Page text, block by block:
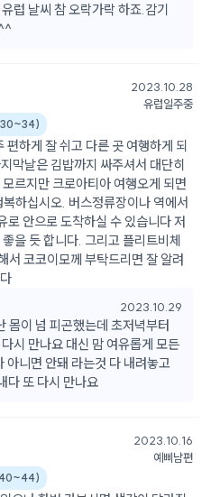
럽 날씨 참 오락가락 하죠.감기
2023.10.28
유럽일주중
30~34)
하게 잘 쉬고 다른 곳 여행하게 되
막날은 김밥까지 싸주셔서 대단히
르지만 크로아티아 여행오게 되면
하십시오. 버스정류장이나 역에서
안으로 도착하실 수 있습니다 저
을 듯 합니다. 그리고 플리트비체
서 코코이모께 부탁드리면 잘 알려
2023.10.29
몸이 넘 피곤했는데 초저녁부터
시 만나요 대신 맘 여유롭게 모든
아니면 안돼 라는것 다 내려놓고
다 또 다시 만나요
2023.10.16
예삐남편
40~44)